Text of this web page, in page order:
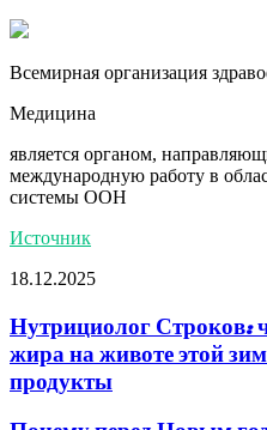
Всемирная организация
Медицина
является органом,
международную работу в
системы ООН
Источник
18.12.2025
Нутрициолог Строков:
жира на животе этой
продукты